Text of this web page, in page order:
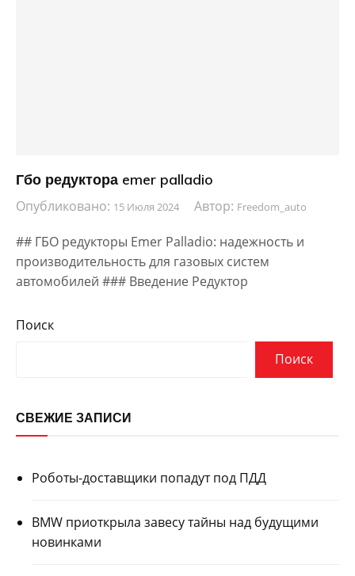
Гбо редуктора emer palladio
Опубликовано: 15 Июля 2024 Автор: Freedom_auto
## ГБО редукторы Emer Palladio: надежность и
производительность для газовых систем
автомобилей ### Введение Редуктор
Поиск
Поиск
СВЕЖИЕ ЗАПИСИ
Роботы-доставщики попадут под ПДД
BMW приоткрыла завесу тайны над будущими
новинками